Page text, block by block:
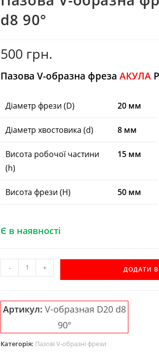
d8 90°
500 грн.
Пазова V-образна фреза АКУЛА
Діаметр фрези (D) 20 мм
Діаметр хвостовика (d) 8 мм
Висота робочої частини
(h)
15 мм
Висота фрези (H) 50 мм
Є в наявності
V-
фреза
AКУЛА
- + ДОДАТИ
Артикул:V-образная D20 d8
90°
Категорія: Пазові V-образні фрези